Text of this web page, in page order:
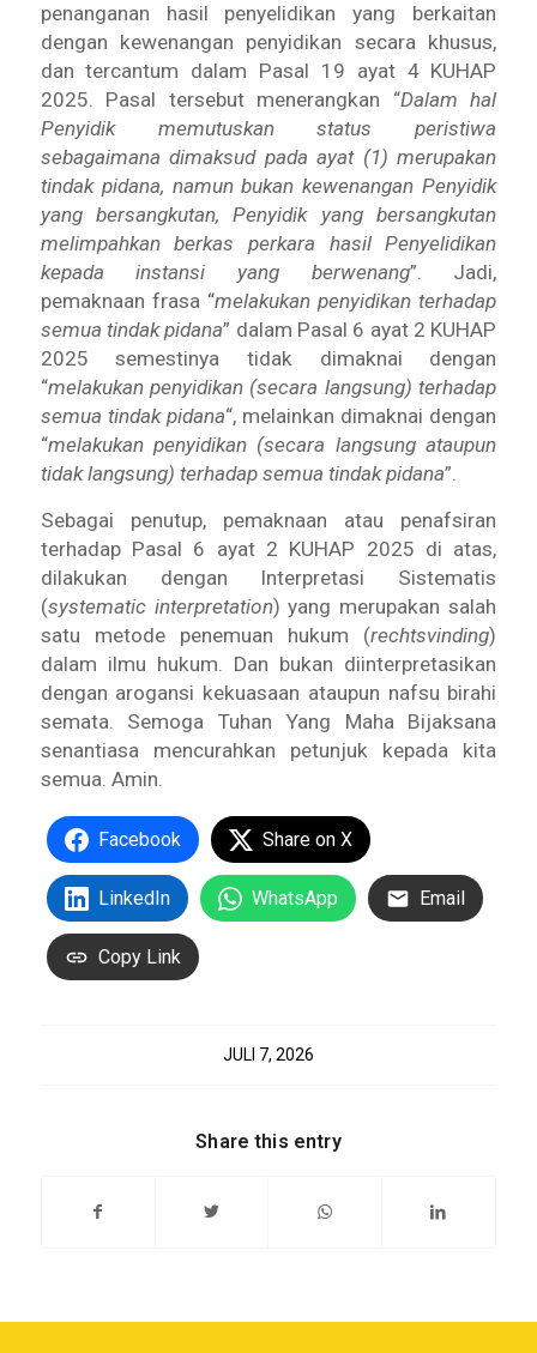
penanganan hasil penyelidikan yang berkaitan
dengan kewenangan penyidikan secara khusus,
dan tercantum dalam Pasal 19 ayat 4 KUHAP
2025. Pasal tersebut menerangkan “Dalam hal
Penyidik memutuskan status peristiwa
sebagaimana dimaksud pada ayat (1) merupakan
tindak pidana, namun bukan kewenangan Penyidik
yang bersangkutan, Penyidik yang bersangkutan
melimpahkan berkas perkara hasil Penyelidikan
kepada instansi yang berwenang”. Jadi,
pemaknaan frasa “melakukan penyidikan terhadap
semua tindak pidana” dalam Pasal 6 ayat 2 KUHAP
2025 semestinya tidak dimaknai dengan
“melakukan penyidikan (secara langsung) terhadap
semua tindak pidana“, melainkan dimaknai dengan
“melakukan penyidikan (secara langsung ataupun
tidak langsung) terhadap semua tindak pidana”.
Sebagai penutup, pemaknaan atau penafsiran
terhadap Pasal 6 ayat 2 KUHAP 2025 di atas,
dilakukan dengan Interpretasi Sistematis
(systematic interpretation) yang merupakan salah
satu metode penemuan hukum (rechtsvinding)
dalam ilmu hukum. Dan bukan diinterpretasikan
dengan arogansi kekuasaan ataupun nafsu birahi
semata. Semoga Tuhan Yang Maha Bijaksana
senantiasa mencurahkan petunjuk kepada kita
semua. Amin.
Facebook Share on X
LinkedIn WhatsApp Email
Copy Link
JULI 7, 2026
Share this entry